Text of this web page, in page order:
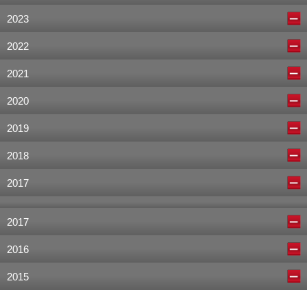
2023
2022
2021
2020
2019
2018
2017
2017
2016
2015